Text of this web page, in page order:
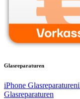
Glasreparaturen
iPhone Glasreparaturen
Glasreparaturen